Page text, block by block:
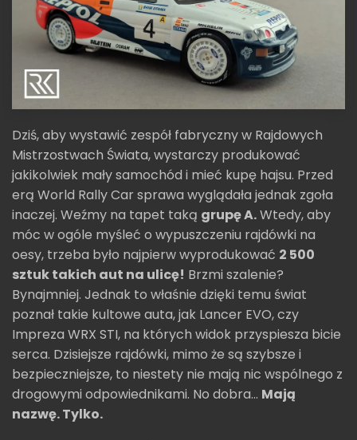
Dziś, aby wystawić zespół fabryczny w Rajdowych
Mistrzostwach Świata, wystarczy produkować
jakikolwiek mały samochód i mieć kupę hajsu. Przed
erą World Rally Car sprawa wyglądała jednak zgoła
inaczej. Weźmy na tapet taką grupę A.Wtedy, aby
móc w ogóle myśleć o wypuszczeniu rajdówki na
oesy, trzeba było najpierw wyprodukować 2 500
sztuk takich aut na ulicę! Brzmi szalenie?
Bynajmniej. Jednak to właśnie dzięki temu świat
poznał takie kultowe auta, jak Lancer EVO, czy
Impreza WRX STI, na których widok przyspiesza bicie
serca. Dzisiejsze rajdówki, mimo że są szybsze i
bezpieczniejsze, to niestety nie mają nic wspólnego z
drogowymi odpowiednikami. No dobra... Mają
nazwę. Tylko.